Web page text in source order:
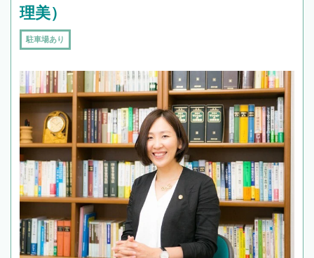
理美）
駐車場あり